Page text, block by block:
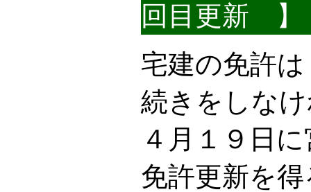
回目更新 】
宅建の免許
続きをしな
４月１９日
免許更新を